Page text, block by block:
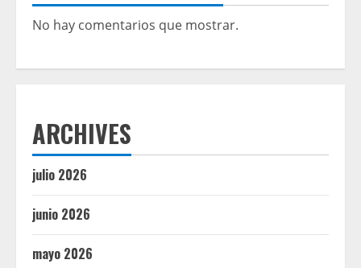
No hay comentarios que mostrar.
ARCHIVES
julio 2026
junio 2026
mayo 2026